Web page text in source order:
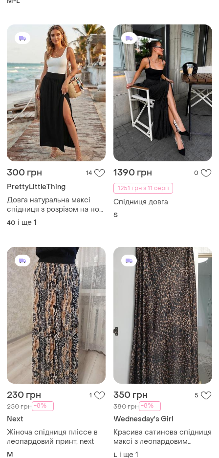
300 грн 14
PrettyLittleThing
Довга натуральна максі
спідниця з розрізом на нозі
№138/56
40 і ще 1
1390 грн
0
1251 грн з 11 серп
Спідниця довга
S
230 грн
250 грн -8%
Next
Жіноча спідниця пліссе в
леопардовий принт, next
M
350 грн 5
380 грн -8%
Wednesday's Girl
Красива сатинова спідниця
максі з леопардовим
принтом від бренду
wednesday's girl🤎🖤
L і ще 1